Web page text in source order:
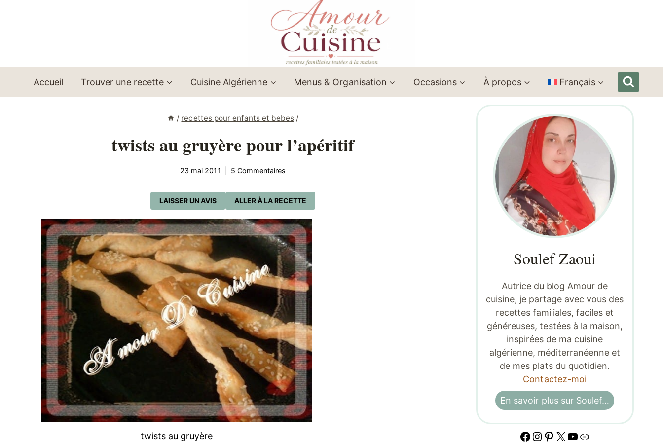
Accueil Trouver une recette Cuisine Algérienne Menus & Organisation Occasions À propos Français
/ recettes pour enfants et bebes /
twists au gruyère pour l’apéritif
23 mai 2011 5 Commentaires
ALLER À LA RECETTE
LAISSER UN AVIS
twists au gruyère
Soulef Zaoui
Autrice du blog Amour de
cuisine, je partage avec vous des
recettes familiales, faciles et
généreuses, testées à la maison,
inspirées de ma cuisine
algérienne, méditerranéenne et
de mes plats du quotidien.
Contactez-moi
En savoir plus sur Soulef…
Facebook
Instagram
Pinterest
X YouTube
Lien